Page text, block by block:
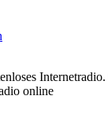
Internetradio.
online